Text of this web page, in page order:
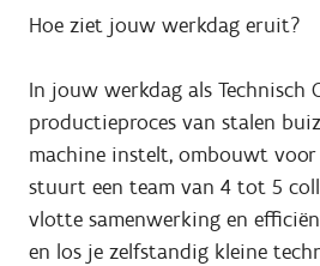
Hoe ziet jouw werkdag eruit?
In jouw werkdag als
productieproces van stalen
machine instelt, ombouwt
stuurt een team van 4 tot 5
vlotte samenwerking en
en los je zelfstandig kleine